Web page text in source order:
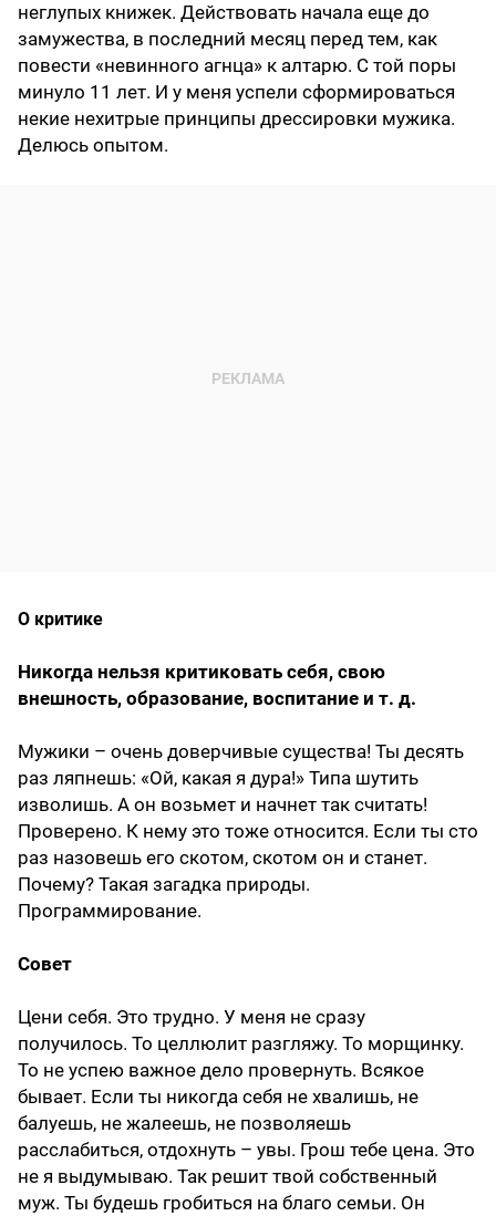
неглупых книжек. Действовать начала еще до
замужества, в последний месяц перед тем, как
повести «невинного агнца» к алтарю. С той поры
минуло 11 лет. И у меня успели сформироваться
некие нехитрые принципы дрессировки мужика.
Делюсь опытом.
О критике
Никогда нельзя критиковать себя, свою
внешность, образование, воспитание и т. д.
Мужики – очень доверчивые существа! Ты десять
раз ляпнешь: «Ой, какая я дура!» Типа шутить
изволишь. А он возьмет и начнет так считать!
Проверено. К нему это тоже относится. Если ты сто
раз назовешь его скотом, скотом он и станет.
Почему? Такая загадка природы.
Программирование.
Совет
Цени себя. Это трудно. У меня не сразу
получилось. То целлюлит разгляжу. То морщинку.
То не успею важное дело провернуть. Всякое
бывает. Если ты никогда себя не хвалишь, не
балуешь, не жалеешь, не позволяешь
расслабиться, отдохнуть – увы. Грош тебе цена. Это
не я выдумываю. Так решит твой собственный
муж. Ты будешь гробиться на благо семьи. Он